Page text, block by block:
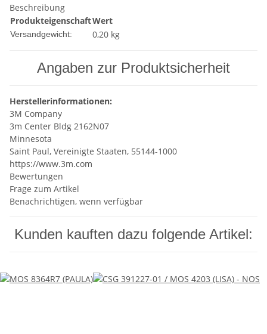
Beschreibung
ProdukteigenschaftWert
Versandgewicht: 0,20 kg
Angaben zur Produktsicherheit
Herstellerinformationen:
3M Company
3m Center Bldg 2162N07
Minnesota
Saint Paul, Vereinigte Staaten, 55144-1000
https://www.3m.com
Bewertungen
Frage zum Artikel
Benachrichtigen, wenn verfügbar
Kunden kauften dazu folgende Artikel: